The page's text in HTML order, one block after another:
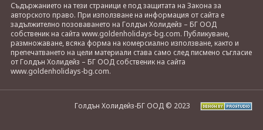
Съдържанието на тези страници е под защитата на Закона за
авторското право. При използване на информация от сайта е
задължително позоваването на Голдън Холидейз – БГ ООД
собственик на сайта www.goldenholidays-bg.com. Публикуване,
размножаване, всяка форма на комерсиално използване, както и
препечатването на цели материали става само след писмено съгласие
от Голдън Холидейз – БГ ООД собственик на сайта
www.goldenholidays-bg.com.
Голдън Холидейз-БГ ООД © 2023